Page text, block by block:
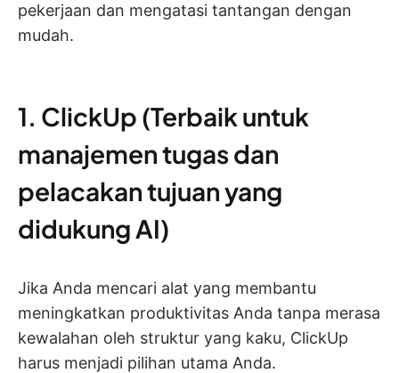
pekerjaan dan mengatasi tantangan dengan
mudah.
1. ClickUp (Terbaik untuk
manajemen tugas dan
pelacakan tujuan yang
didukung AI)
Jika Anda mencari alat yang membantu
meningkatkan produktivitas Anda tanpa merasa
kewalahan oleh struktur yang kaku, ClickUp
harus menjadi pilihan utama Anda.